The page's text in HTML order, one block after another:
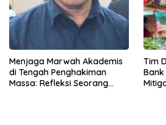
Menjaga Marwah Akademis
di Tengah Penghakiman
Massa: Refleksi Seorang
Tim
Bank